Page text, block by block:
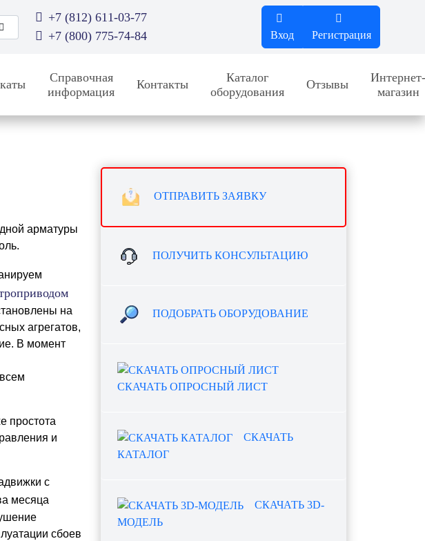
+7 (812) 611-03-77
+7 (800) 775-74-84
Вход Регистрация
Справочная
информация
Контакты
Каталог
оборудования
Отзывы
Интернет-
магазин
арматуры
на
агрегатов,
В момент
простота
и
с
месяца
сбоев
ОТПРАВИТЬ ЗАЯВКУ
ПОЛУЧИТЬ КОНСУЛЬТАЦИЮ
ПОДОБРАТЬ ОБОРУДОВАНИЕ
СКАЧАТЬ ОПРОСНЫЙ ЛИСТ
СКАЧАТЬ
КАТАЛОГ
СКАЧАТЬ 3D-
МОДЕЛЬ